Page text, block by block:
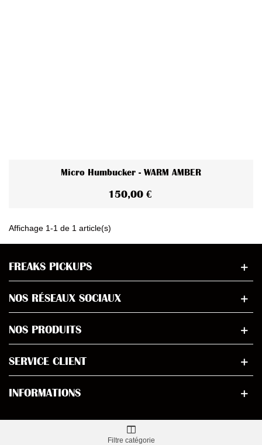
Micro Humbucker - WARM AMBER
150,00 €
Affichage 1-1 de 1 article(s)
FREAKS PICKUPS
NOS RÉSEAUX SOCIAUX
NOS PRODUITS
SERVICE CLIENT
INFORMATIONS
Filtre catégorie